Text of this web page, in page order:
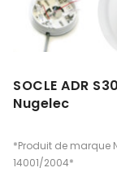
SOCLE ADR
Nugelec
*Produit de marque
14001/2004*